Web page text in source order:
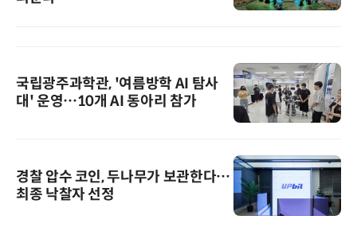
국립광주과학관, '여름방학 AI 탐사
대' 운영…10개 AI 동아리 참가
경찰 압수 코인, 두나무가 보관한다…
최종 낙찰자 선정